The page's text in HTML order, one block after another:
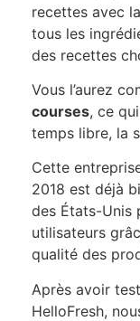
recettes avec
tous les
des recettes
Vous l’aurez
courses, ce
temps libre, la
Cette
2018 est déjà
des États-Unis
utilisateurs
qualité des
Après avoir
HelloFresh,